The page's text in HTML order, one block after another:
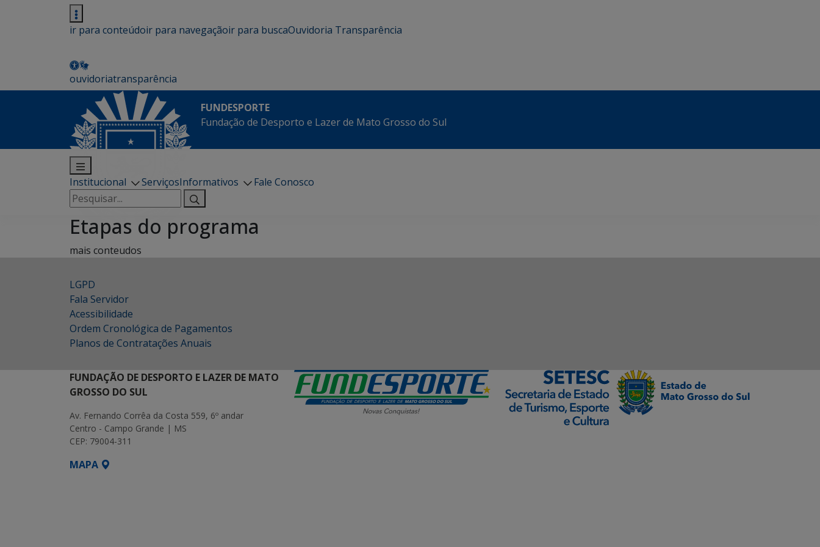
ir para conteúdoir para navegaçãoir para buscaOuvidoria Transparência
ouvidoriatransparência
FUNDESPORTE
Fundação de Desporto e Lazer de Mato Grosso do Sul
Institucional ServiçosInformativos
Fale Conosco
Pesquisar
por:
Etapas do programa
mais conteudos
LGPD
Fala Servidor
Acessibilidade
Ordem Cronológica de Pagamentos
Planos de Contratações Anuais
FUNDAÇÃO DE DESPORTO E LAZER DE MATO
GROSSO DO SUL
Av. Fernando Corrêa da Costa 559, 6º andar
Centro - Campo Grande | MS
CEP: 79004-311
MAPA